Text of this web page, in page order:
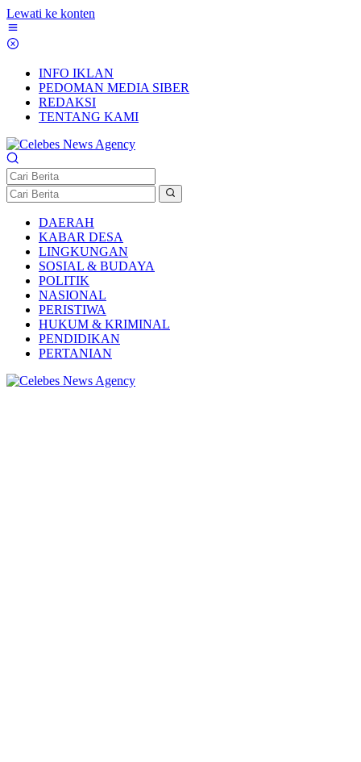
Lewati ke konten
INFO IKLAN
PEDOMAN MEDIA SIBER
REDAKSI
TENTANG KAMI
DAERAH
KABAR DESA
LINGKUNGAN
SOSIAL & BUDAYA
POLITIK
NASIONAL
PERISTIWA
HUKUM & KRIMINAL
PENDIDIKAN
PERTANIAN